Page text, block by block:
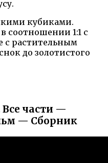
кубиками.
соотношении 1:1 с
с растительным
до золотистого
части —
— Сборник